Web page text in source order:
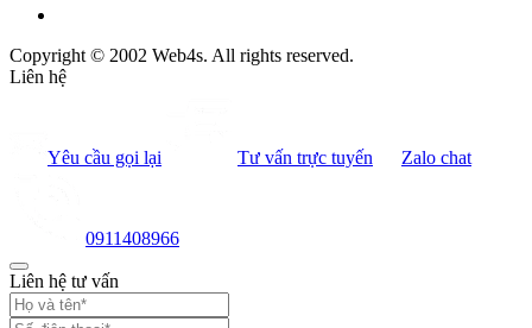
Copyright © 2002 Web4s. All rights reserved.
Liên hệ
Yêu cầu gọi lại Tư vấn trực tuyến Zalo chat
0911408966
Liên hệ tư vấn